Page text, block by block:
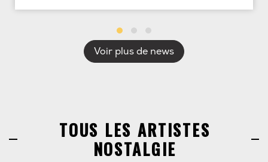
Voir plus de news
TOUS LES ARTISTES
NOSTALGIE